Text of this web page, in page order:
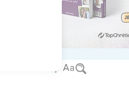
à ceux du